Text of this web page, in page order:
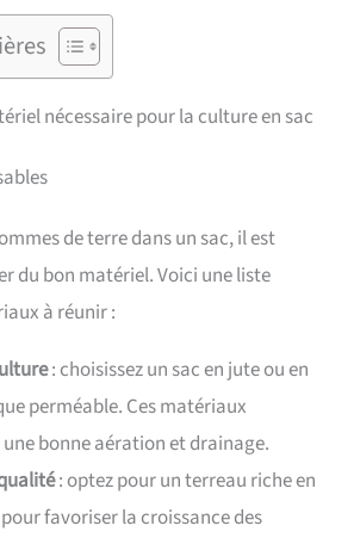
nécessaire pour la culture en sac
de terre dans un sac, il est
du bon matériel. Voici une liste
à réunir :
: choisissez un sac en jute ou en
perméable. Ces matériaux
bonne aération et drainage.
: optez pour un terreau riche en
favoriser la croissance des